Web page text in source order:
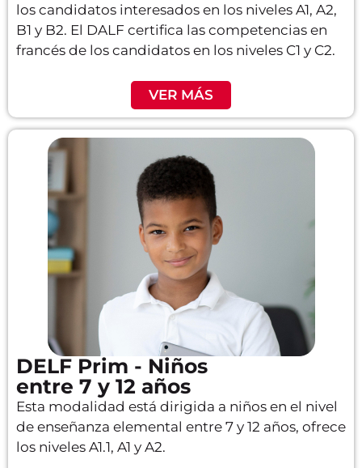
los candidatos interesados en los niveles A1, A2,
B1 y B2. El DALF certifica las competencias en
francés de los candidatos en los niveles C1 y C2.
VER MÁS
DELF Prim - Niños
entre 7 y 12 años
Esta modalidad está dirigida a niños en el nivel
de enseñanza elemental entre 7 y 12 años, ofrece
los niveles A1.1, A1 y A2.